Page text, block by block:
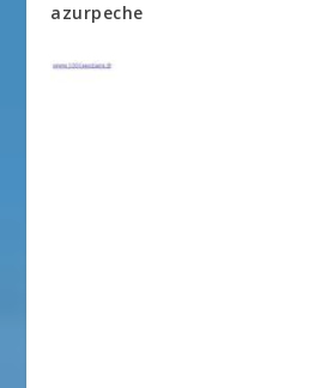
azurpeche